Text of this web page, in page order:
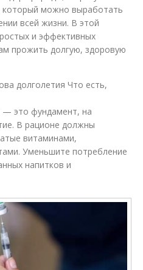
который можно выработать
всей жизни. В этой
и эффективных
прожить долгую, здоровую
долголетия Что есть,
— это фундамент, на
В рационе должны
витаминами,
Уменьшите потребление
напитков и